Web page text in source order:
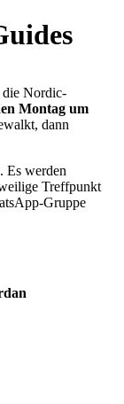
Nordic-
Montag um
dann
. Es werden
Treffpunkt
Gruppe